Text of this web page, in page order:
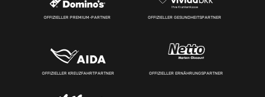
OFFIZIELLER PREMIUM-PARTNER OFFIZIELLER GESUNDHEITSPARTNER
OFFIZIELLER KREUZFAHRTPARTNER OFFIZIELLER ERNÄHRUNGSPARTNER